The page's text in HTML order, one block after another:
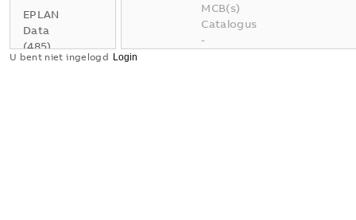
EPLAN
Data
(485)
MCB(s)
Catalogus
-
U bent niet ingelogd